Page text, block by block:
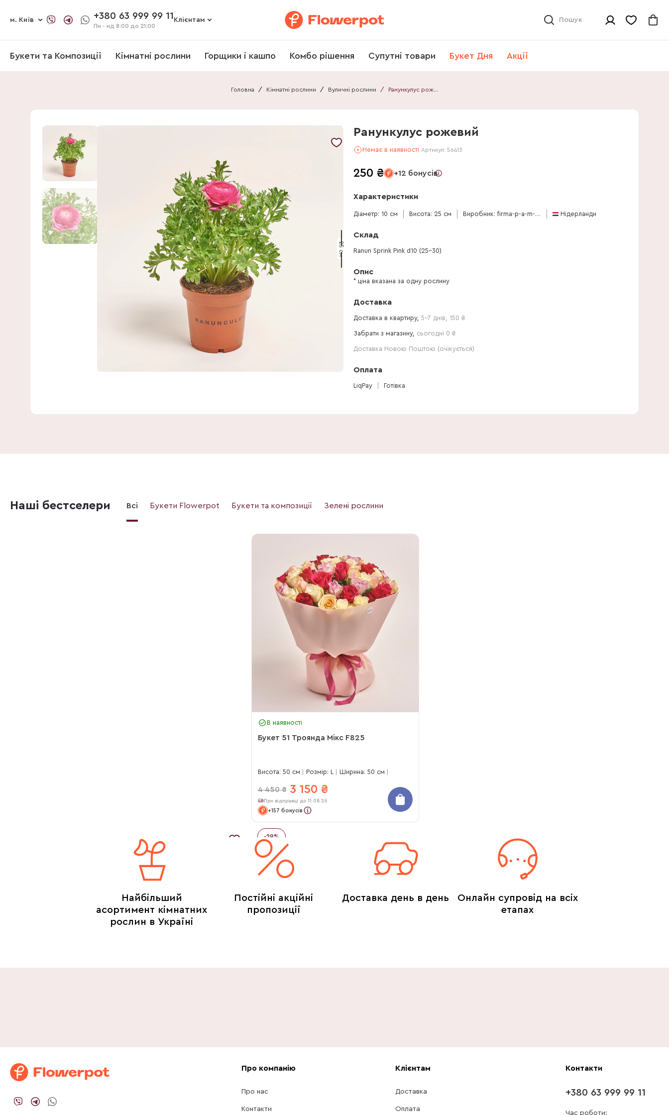
м. Київ +380 63 999 99 11
Пн - нд 8:00 до 21:00
Клієнтам Пошук
Букети та Композиції Кімнатні рослини Горщики і кашпо Комбо рішення Супутні товари Букет Дня Акції
Головна / Кімнатні рослини / Вуличні рослини / Ранункулус рожевий
25 см
Ранункулус рожевий
Немає в наявності Артикул: 56413
250 ₴ +12 бонусів
Характеристики
Діаметр: 10 см Висота: 25 см Виробник: firma-p-a-m-van-os Нідерланди
Склад
Ranun Sprink Pink d10 (25-30)
Опис
* ціна вказана за одну рослину
Доставка
Доставка в квартиру, 5-7 днів 150 ₴
Забрати з магазину, сьогодні 0 ₴
Доставка Новою Поштою (очікується)
Оплата
LiqPay Готівка
Наші бестселери Всі Букети Flowerpot Букети та композиції Зелені рослини
В наявності
Букет 51 Троянда Мікс F825
Висота: 50 см Розмір: L Ширина: 50 см
4 450 ₴ 3 150 ₴
При відправці до 11.08.26
+157 бонусів
-29%
Найбільший
асортимент кімнатних
рослин в Україні
Постійні акційні
пропозиції
Доставка день в день
Онлайн супровід на всіх
етапах
Про компанію
Про нас
Контакти
Клієнтам
Доставка
Оплата
Контакти
+380 63 999 99 11
Час роботи: